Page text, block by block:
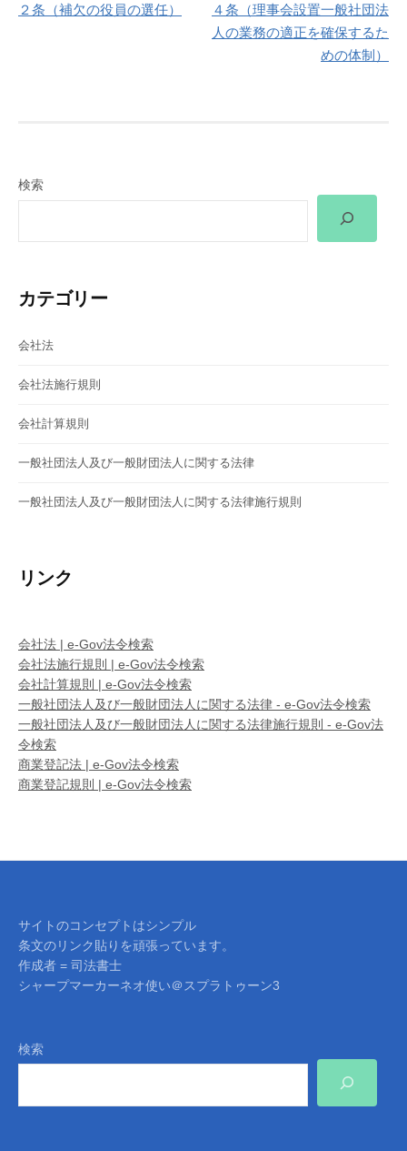
ナ
シ
ン
２条（補欠の役員の選任）
４条（理事会設置一般社団法
人の業務の適正を確保するた
めの体制）
検索
カテゴリー
会社法
会社法施行規則
会社計算規則
一般社団法人及び一般財団法人に関する法律
一般社団法人及び一般財団法人に関する法律施行規則
リンク
会社法 | e-Gov法令検索
会社法施行規則 | e-Gov法令検索
会社計算規則 | e-Gov法令検索
一般社団法人及び一般財団法人に関する法律 - e-Gov法令検索
一般社団法人及び一般財団法人に関する法律施行規則 - e-Gov法
令検索
商業登記法 | e-Gov法令検索
商業登記規則 | e-Gov法令検索
サイトのコンセプトはシンプル
条文のリンク貼りを頑張っています。
作成者 = 司法書士
シャープマーカーネオ使い＠スプラトゥーン3
検索